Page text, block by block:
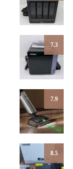
7.3
7.9
8.5